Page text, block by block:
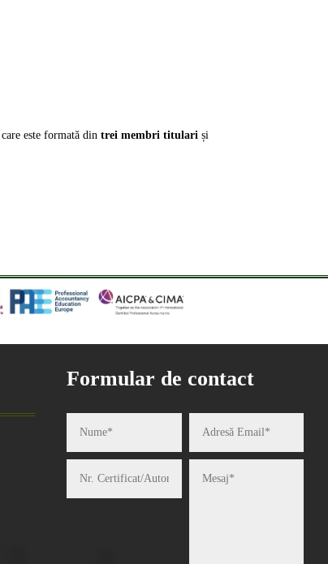
, care este formată din trei membri titulari și
Formular de contact